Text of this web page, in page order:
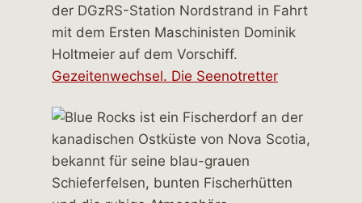
Gezeitenwechsel. Die Seenotretter